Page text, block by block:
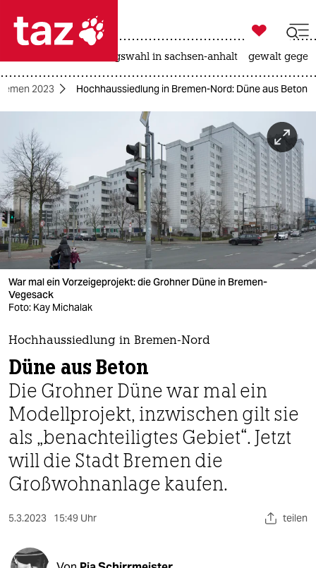
 taz zahl ich
taz zahl ich
themen
politik
öko
gesellschaft
kultur
sport
nord
wahrheit
verlag
verlag
veranstaltungen
shop
fragen & hilfe
unterstützen

taz zahl ich
landtagswahl in sachsen-anhalt gewalt
2023 Hochhaussiedlung in Bremen-Nord: Düne aus Beton
War mal ein Vorzeigeprojekt: die Grohner Düne in Bremen-
Vegesack
Foto: Kay Michalak
Hochhaussiedlung in Bremen-Nord
Düne aus Beton
Die Grohner Düne war mal ein
Modellprojekt, inzwischen gilt sie
als „benachteiligtes Gebiet“. Jetzt
will die Stadt Bremen die
Großwohnanlage kaufen.
5.3.2023 15:49 Uhr teilen